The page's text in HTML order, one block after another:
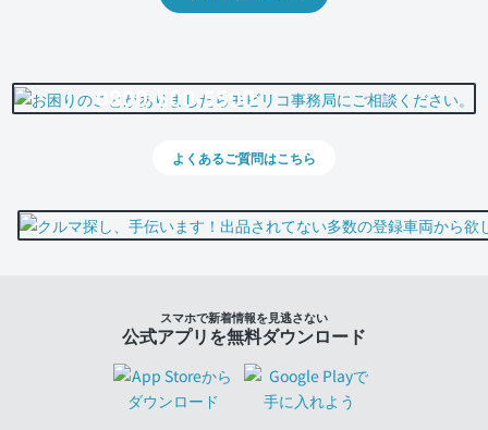
0800-500-5500
よくあるご質問はこちら
スマホで新着情報を見逃さない
公式アプリを無料ダウンロード